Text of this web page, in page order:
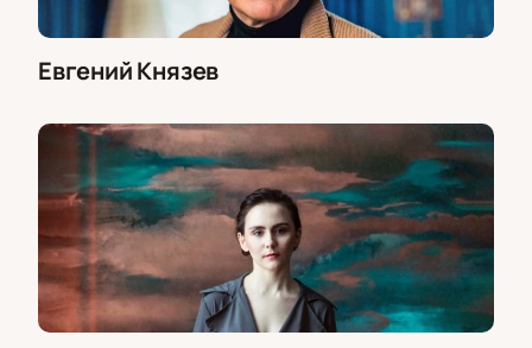
Евгений Князев